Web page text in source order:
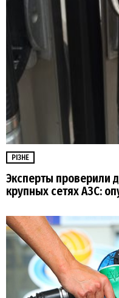
РІЗНЕ
Эксперты проверили
крупных сетях АЗС: